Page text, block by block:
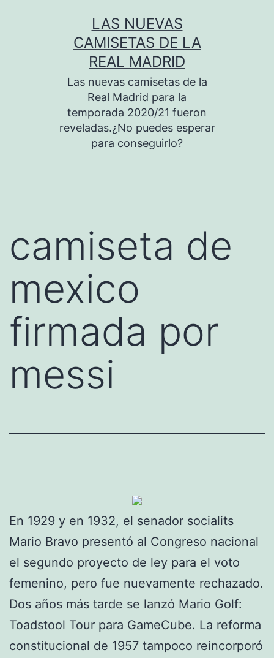
LAS NUEVAS
CAMISETAS DE LA
REAL MADRID
Las nuevas camisetas de la
Real Madrid para la
temporada 2020/21 fueron
reveladas.¿No puedes esperar
para conseguirlo?
camiseta de
mexico
firmada por
messi
En 1929 y en 1932, el senador socialits
Mario Bravo presentó al Congreso nacional
el segundo proyecto de ley para el voto
femenino, pero fue nuevamente rechazado.
Dos años más tarde se lanzó Mario Golf:
Toadstool Tour para GameCube. La reforma
constitucional de 1957 tampoco reincorporó